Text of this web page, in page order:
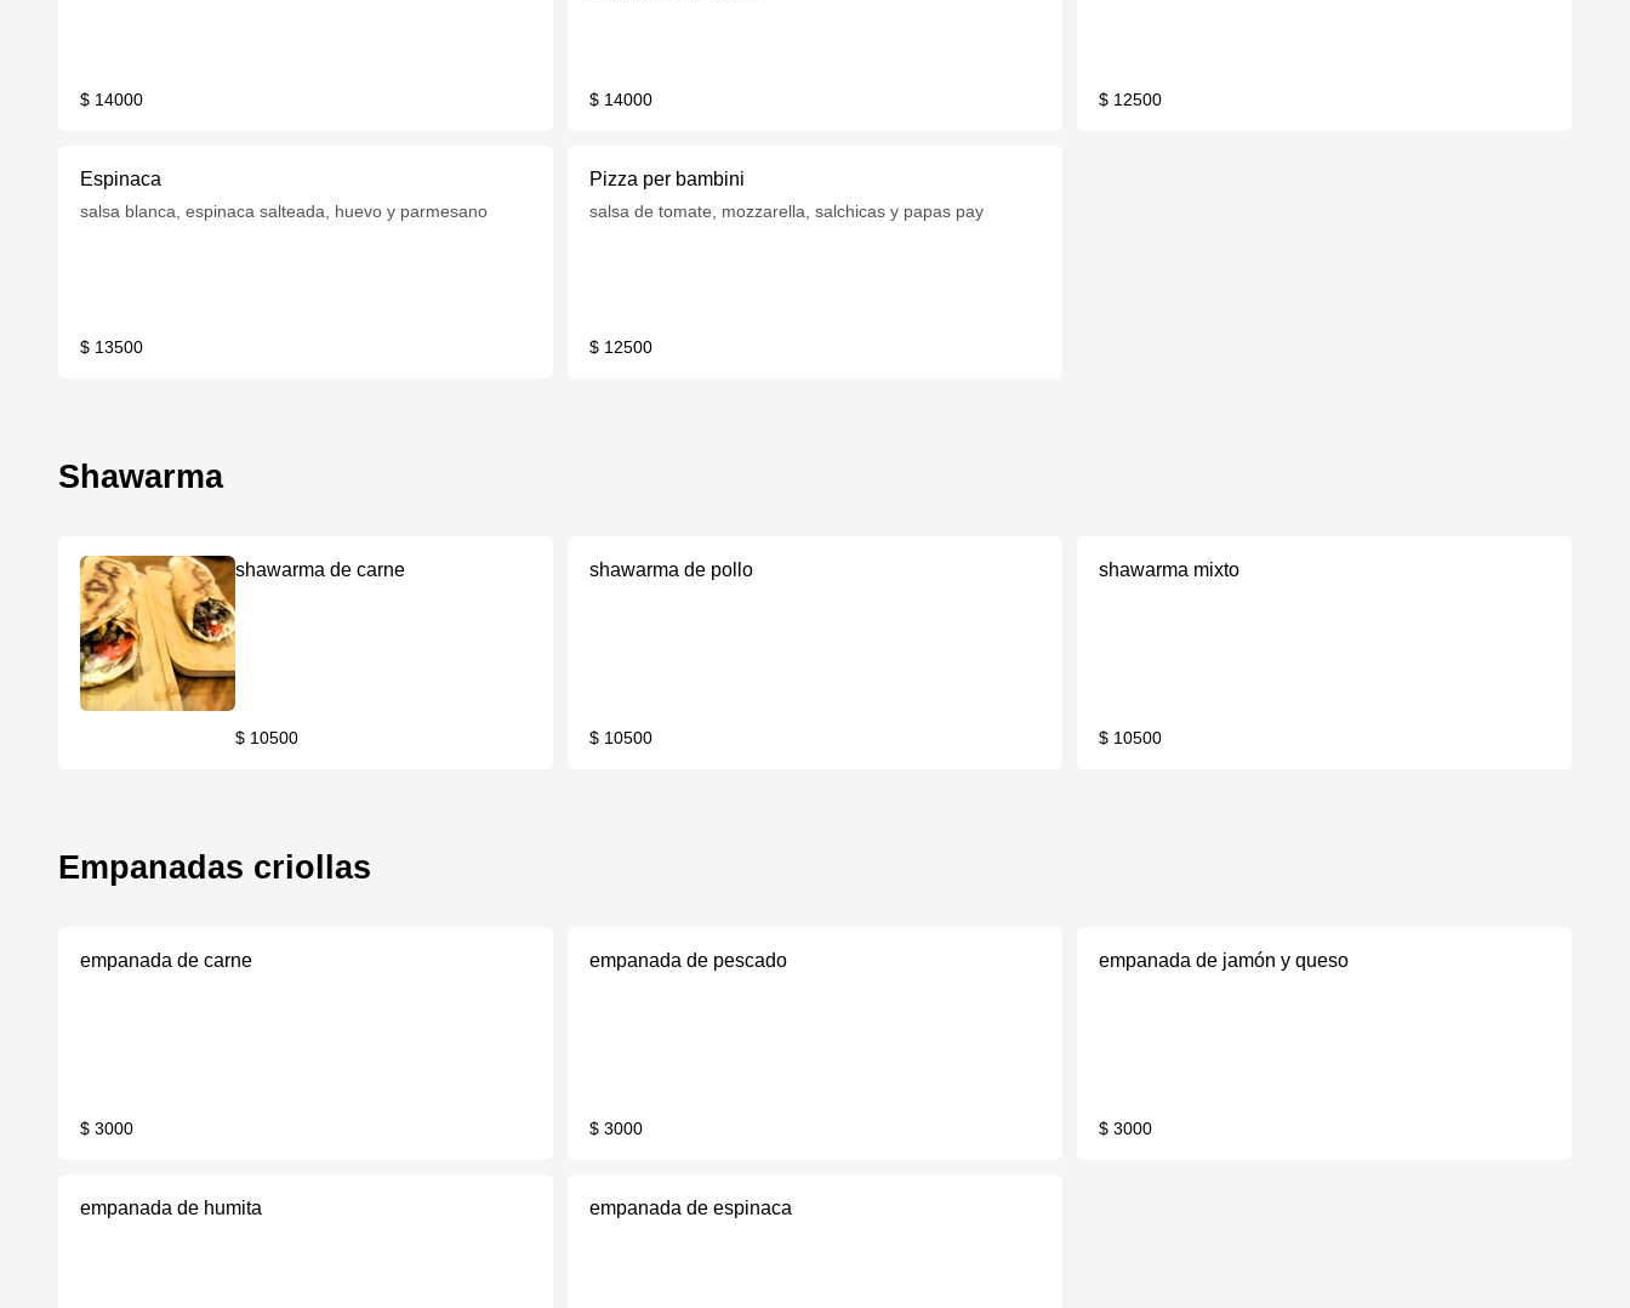
$ 14000 $ 14000 $ 12500
Espinaca
salsa blanca, espinaca salteada, huevo y parmesano
$ 13500
Pizza per bambini
salsa de tomate, mozzarella, salchicas y papas pay
$ 12500
Shawarma
shawarma de carne
$ 10500
shawarma de pollo
$ 10500
shawarma mixto
$ 10500
Empanadas criollas
empanada de carne
$ 3000
empanada de pescado
$ 3000
empanada de jamón y queso
$ 3000
empanada de humita empanada de espinaca